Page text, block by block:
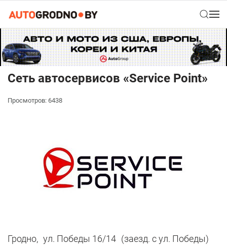
Сеть автосервисов «Service Point»
Просмотров: 6438
Гродно, ул. Победы 16/14 (заезд. с ул. Победы)